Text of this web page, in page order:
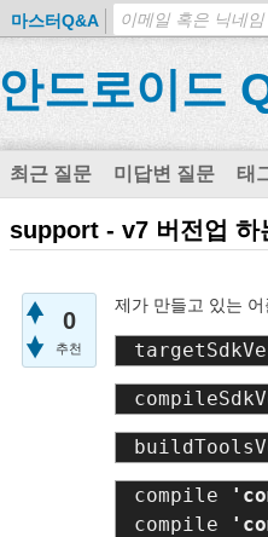
마스터Q&A
안드로이드
최근 질문 미답변 질문 태
support - v7 버전업 하
0
추천
제가 만들고 있는 어
compile
compile